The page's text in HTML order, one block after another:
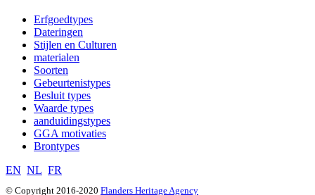
Erfgoedtypes
Dateringen
Stijlen en Culturen
materialen
Soorten
Gebeurtenistypes
Besluit types
Waarde types
aanduidingstypes
GGA motivaties
Brontypes
EN NL FR
© Copyright 2016-2020 Flanders Heritage Agency